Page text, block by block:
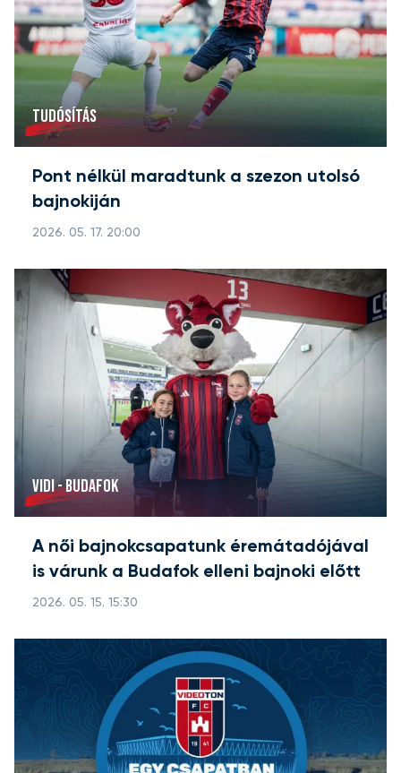
TUDÓSÍTÁS
Pont nélkül maradtunk a szezon utolsó
bajnokiján
2026. 05. 17. 20:00
VIDI - BUDAFOK
A női bajnokcsapatunk éremátadójával
is várunk a Budafok elleni bajnoki előtt
2026. 05. 15. 15:30